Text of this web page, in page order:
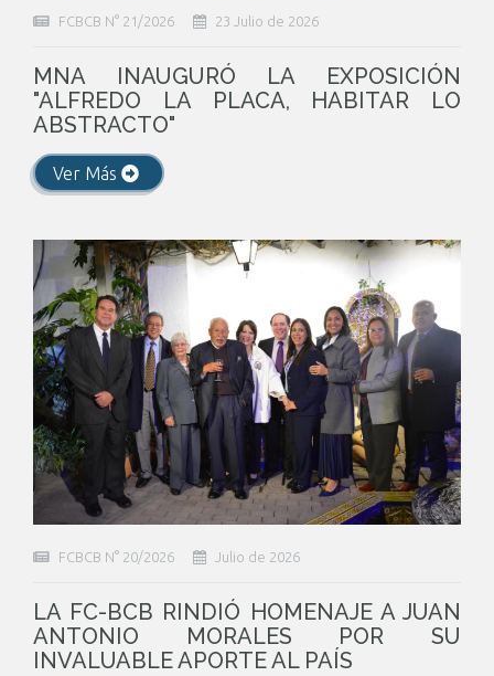
FCBCB N° 21/2026 23 Julio de 2026
MNA INAUGURÓ LA EXPOSICIÓN
"ALFREDO LA PLACA, HABITAR LO
ABSTRACTO"
Ver Más
FCBCB N° 20/2026 Julio de 2026
LA FC-BCB RINDIÓ HOMENAJE A JUAN
ANTONIO MORALES POR SU
INVALUABLE APORTE AL PAÍS